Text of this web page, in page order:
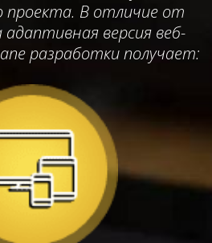
проекта. В отличие от
версия веб-
разработки получает: